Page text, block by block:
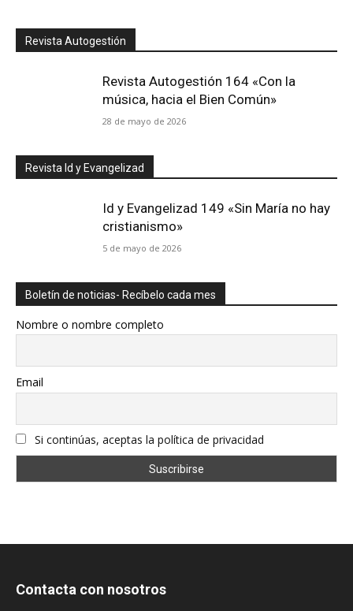
Revista Autogestión
Revista Autogestión 164 «Con la
música, hacia el Bien Común»
28 de mayo de 2026
Revista Id y Evangelizad
Id y Evangelizad 149 «Sin María no hay
cristianismo»
5 de mayo de 2026
Boletín de noticias- Recíbelo cada mes
Nombre o nombre completo
Email
Si continúas, aceptas la política de privacidad
Contacta con nosotros